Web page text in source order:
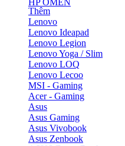
HP OMEN
Thêm
Lenovo
Lenovo Ideapad
Lenovo Legion
Lenovo Yoga / Slim
Lenovo LOQ
Lenovo Lecoo
MSI - Gaming
Acer - Gaming
Asus
Asus Gaming
Asus Vivobook
Asus Zenbook